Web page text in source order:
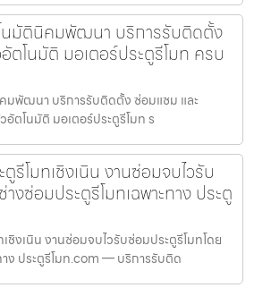
นมัตินิคมพัฒนา บริการรับติดตั้ง
ตโนมัติ มอเตอร์ประตูรีโมท ครบ
มพัฒนา บริการรับติดตั้ง ซ่อมแซม และ
อัตโนมัติ มอเตอร์ประตูรีโมท ร
รีโมทเชิงเนิน งานซ่อมจบไวรับ
งซ่อมประตูรีโมทเฉพาะทาง ประตู
ชิงเนิน งานซ่อมจบไวรับซ่อมประตูรีโมทโดย
าง ประตูรีโมท.com — บริการรับติด